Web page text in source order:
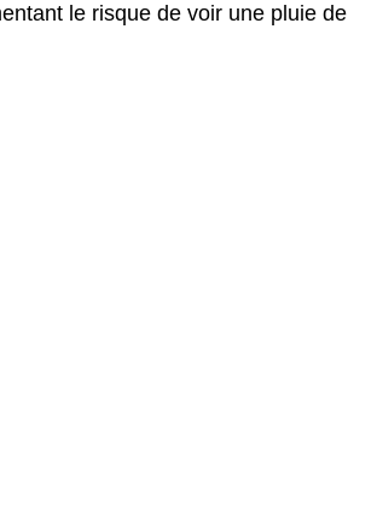
le risque de voir une pluie de